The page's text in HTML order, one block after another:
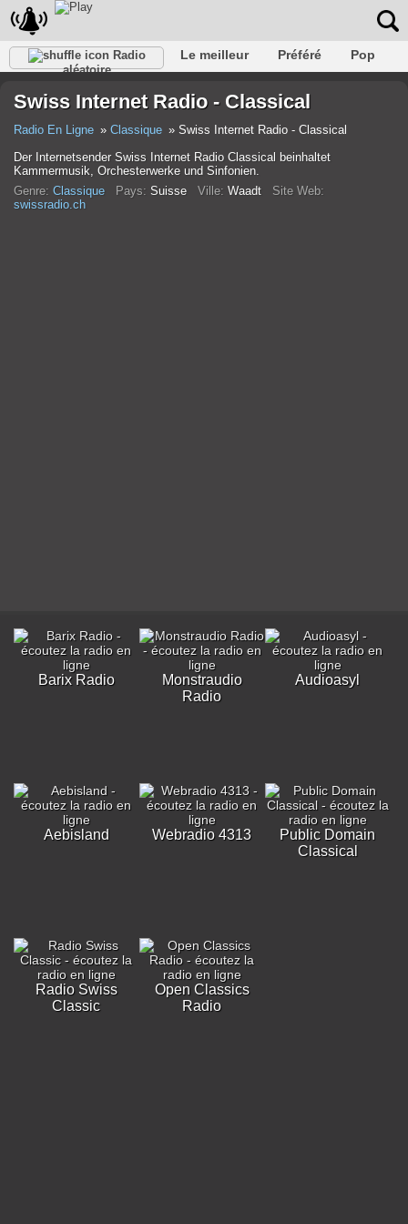
Radio
aléatoire
Le meilleur Préféré
Pop
Conversationnel
Rap Trans Falk
Swiss Internet Radio - Classical
Radio En Ligne Classique
Swiss Internet Radio - Classical
Der Internetsender Swiss Internet Radio Classical beinhaltet
Kammermusik, Orchesterwerke und Sinfonien.
Genre: Classique Pays: Suisse Ville: Waadt Site Web:
swissradio.ch
Barix Radio
Monstraudio
Radio
Audioasyl
Aebisland Webradio 4313
Public Domain
Classical
Radio Swiss
Classic
Open Classics
Radio